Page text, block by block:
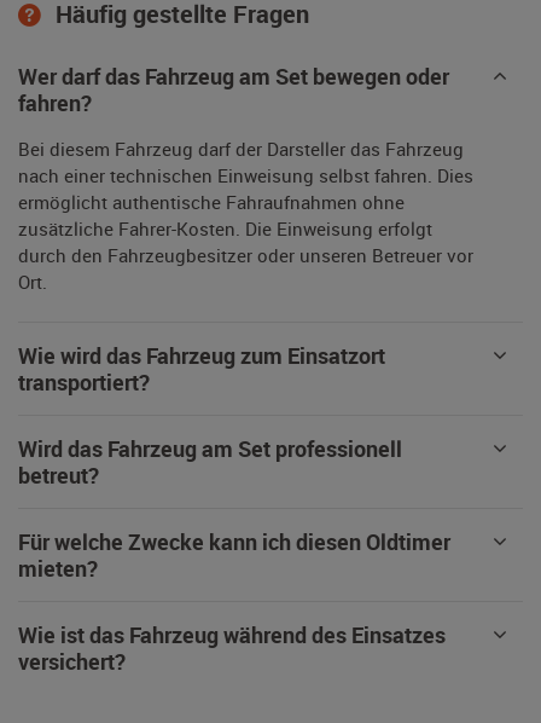
Häufig gestellte Fragen
Wer darf das Fahrzeug am Set bewegen oder
fahren?
Bei diesem Fahrzeug darf der Darsteller das Fahrzeug
nach einer technischen Einweisung selbst fahren. Dies
ermöglicht authentische Fahraufnahmen ohne
zusätzliche Fahrer-Kosten. Die Einweisung erfolgt
durch den Fahrzeugbesitzer oder unseren Betreuer vor
Ort.
Wie wird das Fahrzeug zum Einsatzort
transportiert?
Wird das Fahrzeug am Set professionell
betreut?
Für welche Zwecke kann ich diesen Oldtimer
mieten?
Wie ist das Fahrzeug während des Einsatzes
versichert?